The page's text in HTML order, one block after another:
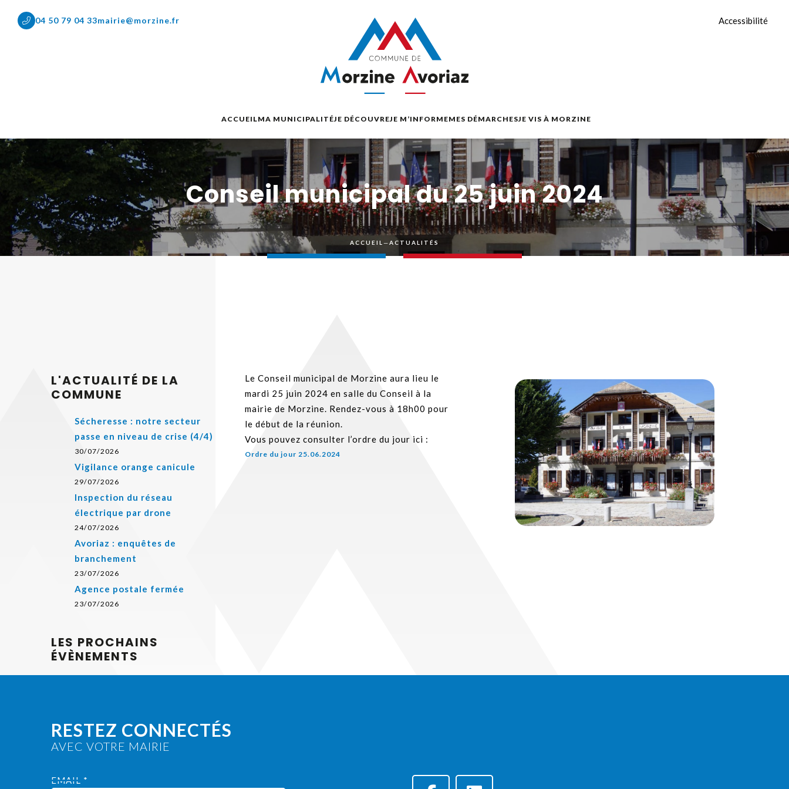
04 50 79 04 33mairie@morzine.fr Accessibilité
ACCUEILMA MUNICIPALITÉJE DÉCOUVREJE M’INFORMEMES DÉMARCHESJE VIS À MORZINE
Conseil municipal du 25 juin 2024
ACCUEIL —ACTUALITÉS
Le Conseil municipal de Morzine aura lieu le
mardi 25 juin 2024 en salle du Conseil à la
mairie de Morzine. Rendez-vous à 18h00 pour
le début de la réunion.
Vous pouvez consulter l’ordre du jour ici :
Ordre du jour 25.06.2024
L'ACTUALITÉ DE LA
COMMUNE
Sécheresse : notre secteur
passe en niveau de crise (4/4)
30/07/2026
Vigilance orange canicule
29/07/2026
Inspection du réseau
électrique par drone
24/07/2026
Avoriaz : enquêtes de
branchement
23/07/2026
Agence postale fermée
23/07/2026
LES PROCHAINS
ÉVÈNEMENTS
RESTEZ CONNECTÉS
AVEC VOTRE MAIRIE
EMAIL *